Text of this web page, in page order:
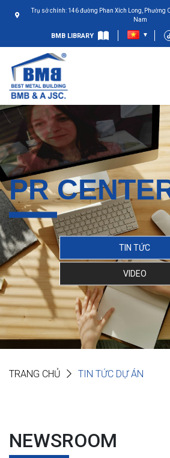
Trụ sở chính: 146 đường Phan Xích Long, Phường
Nam
BMB LIBRARY
PR
TIN TỨC
VIDEO
TRANG CHỦ TIN TỨC DỰ ÁN
NEWSROOM